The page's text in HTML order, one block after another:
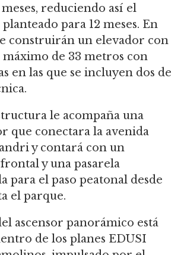
reduciendo así el
para 12 meses. En
construirán un elevador con
de 33 metros con
en las que se incluyen dos de
le acompaña una
que conectara la avenida
y contará con un
y una pasarela
para el paso peatonal desde
el parque.
ascensor panorámico está
de los planes EDUSI